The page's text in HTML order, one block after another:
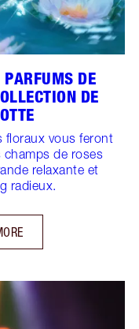
DE
DE
floraux vous feront
champs de roses
relaxante et
radieux.